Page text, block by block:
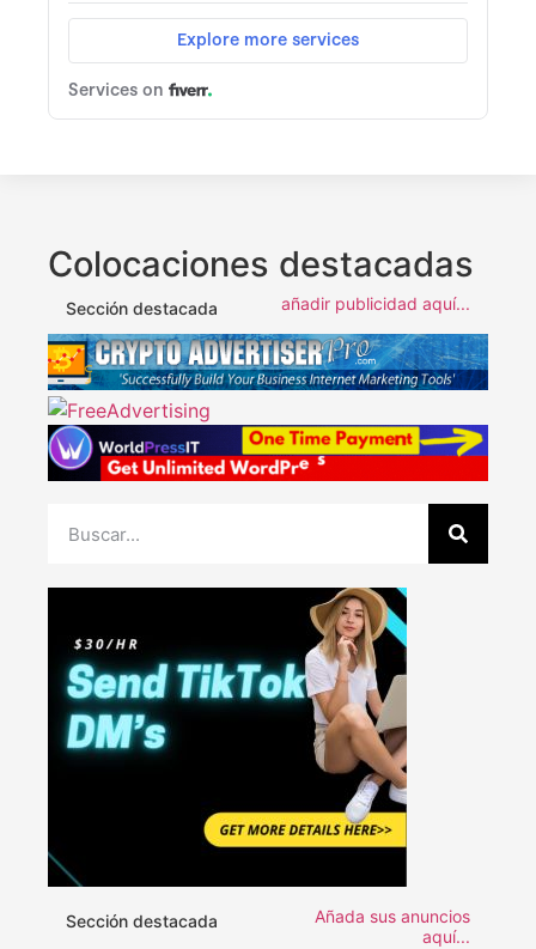
Colocaciones destacadas
Sección destacada añadir publicidad aquí...
Sección destacada
Añada sus anuncios
aquí...